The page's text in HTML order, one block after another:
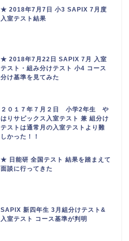
★ 2018年7月7日 小3 SAPIX 7月度
入室テスト結果
★ 2018年7月22日 SAPIX 7月 入室
テスト・組み分けテスト 小4 コース
分け基準を見てみた
２０１７年７月２日 小学2年生 や
はりサピックス入室テスト 兼 組分け
テストは通常月の入室テストより難
しかった！！
★ 日能研 全国テスト 結果を踏まえて
面談に行ってきた
SAPIX 新四年生 3月組分けテスト&
入室テスト コース基準が判明